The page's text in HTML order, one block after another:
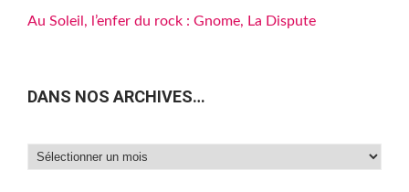
Au Soleil, l’enfer du rock : Gnome, La Dispute
DANS NOS ARCHIVES…
Dans